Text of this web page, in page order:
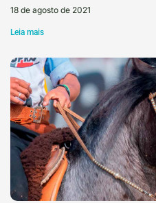
18 de agosto de 2021
Leia mais